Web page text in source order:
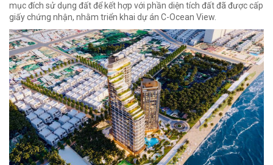
mục đích sử dụng đất để kết hợp với phần diện tích đất đã được cấp
giấy chứng nhận, nhằm triển khai dự án C-Ocean View.